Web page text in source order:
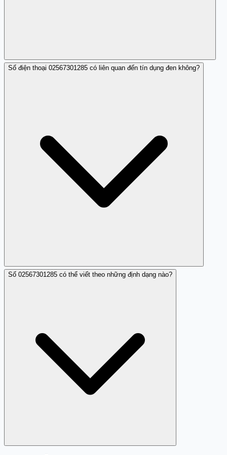
Trang Trắng là một nguồn thông tin hữu ích để tra cứu
Số điện thoại 02567301285 có liên quan đến tín dụng đen không?
Thông tin hiện tại chỉ cho thấy đây là một số điện thoại
Số 02567301285 có thể viết theo những định dạng nào?